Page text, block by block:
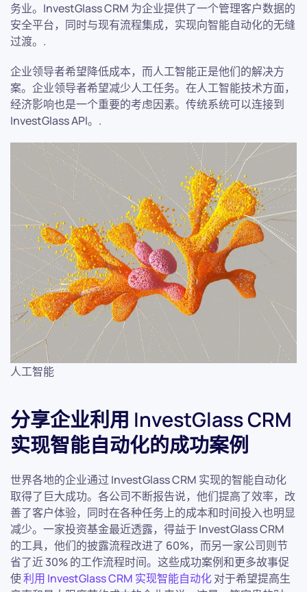
务业。InvestGlass CRM 为企业提供了一个管理客户数据的
安全平台，同时与现有流程集成，实现向智能自动化的无缝
过渡。.
企业领导者希望降低成本，而人工智能正是他们的解决方
案。企业领导者希望减少人工任务。在人工智能技术方面，
经济影响也是一个重要的考虑因素。传统系统可以连接到
InvestGlass API。.
人工智能
分享企业利用 InvestGlass CRM
实现智能自动化的成功案例
世界各地的企业通过 InvestGlass CRM 实现的智能自动化
取得了巨大成功。各公司不断报告说，他们提高了效率，改
善了客户体验，同时在各种任务上的成本和时间投入也明显
减少。一家投资基金最近透露，得益于 InvestGlass CRM
的工具，他们的披露流程改进了 60%，而另一家公司则节
省了近 30% 的工作流程时间。这些成功案例和更多故事促
使利用 InvestGlass CRM 实现智能自动化对于希望提高生